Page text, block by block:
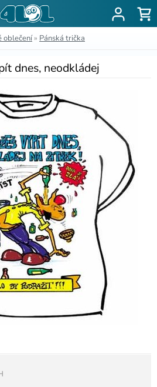
oblečení» Pánská trička
dnes, neodkládej